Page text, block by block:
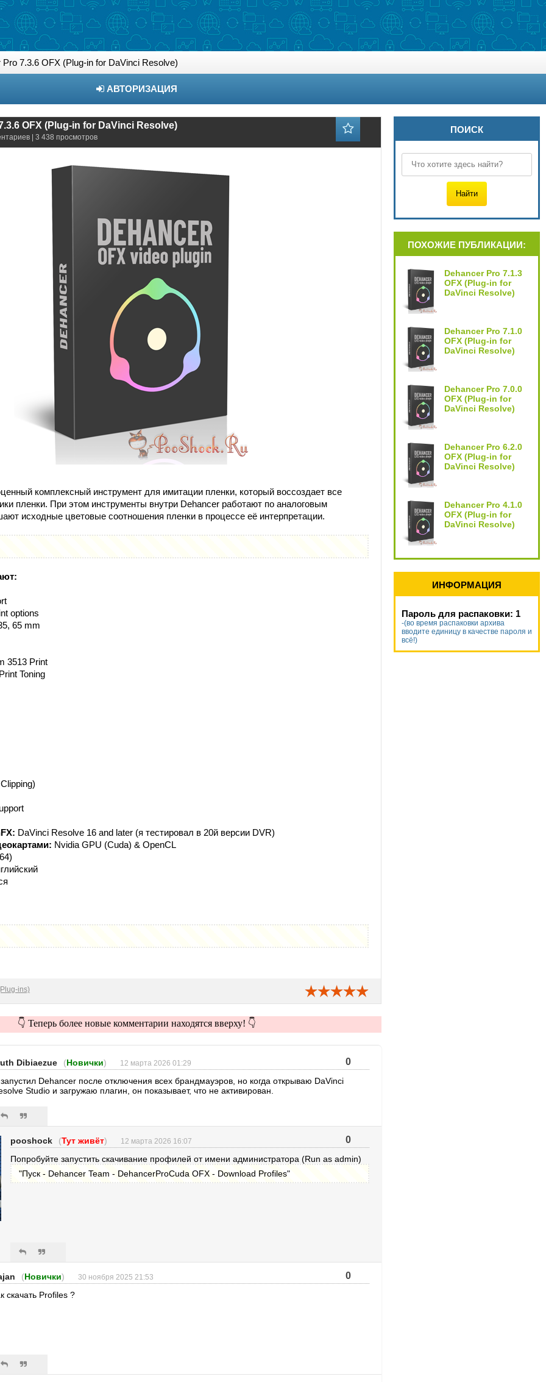
7.3.6 OFX (Plug-in for DaVinci Resolve)
АВТОРИЗАЦИЯ
OFX (Plug-in for DaVinci Resolve)
| 3 438 просмотров
комплексный инструмент для имитации пленки, который воссоздает все
пленки. При этом инструменты внутри Dehancer работают по аналоговым
исходные цветовые соотношения пленки в процессе её интерпретации.
options
65 mm
3513 Print
Toning
DaVinci Resolve 16 and later (я тестировал в 20й версии DVR)
Nvidia GPU (Cuda) & OpenCL
ins)
👇 Теперь более новые комментарии находятся вверху! 👇
Dibiaezue (Новички) 12 марта 2026 01:29 0
Dehancer после отключения всех брандмауэров, но когда открываю DaVinci
Studio и загружаю плагин, он показывает, что не активирован.
pooshock (Тут живёт) 12 марта 2026 16:07 0
Попробуйте запустить скачивание профилей от имени администратора (Run as admin)
"Пуск - Dehancer Team - DehancerProCuda OFX - Download Profiles"
(Новички) 30 ноября 2025 21:53 0
скачать Profiles ?
ПОИСК
ПОХОЖИЕ ПУБЛИКАЦИИ:
Dehancer Pro 7.1.3
OFX (Plug-in for
DaVinci Resolve)
Dehancer Pro 7.1.0
OFX (Plug-in for
DaVinci Resolve)
Dehancer Pro 7.0.0
OFX (Plug-in for
DaVinci Resolve)
Dehancer Pro 6.2.0
OFX (Plug-in for
DaVinci Resolve)
Dehancer Pro 4.1.0
OFX (Plug-in for
DaVinci Resolve)
ИНФОРМАЦИЯ
Пароль для распаковки: 1
-(во время распаковки архива
вводите единицу в качестве пароля и
всё!)